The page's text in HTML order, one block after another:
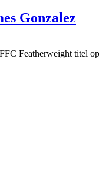
Gonzalez
Featherweight titel